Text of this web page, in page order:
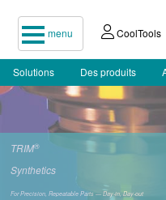
menu CoolTools
Solutions Des produits
TRIM®
Synthetics
For Precision, Repeatable Parts — Day-in, Day-out